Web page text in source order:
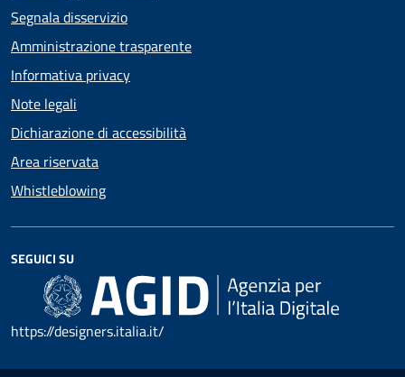
Segnala disservizio
Amministrazione trasparente
Informativa privacy
Note legali
Dichiarazione di accessibilità
Area riservata
Whistleblowing
SEGUICI SU
https://designers.italia.it/